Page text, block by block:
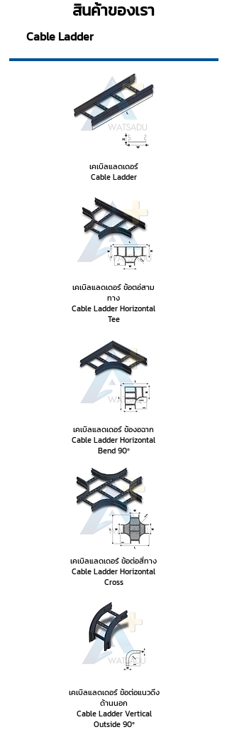
สินค้าของเรา
Cable Ladder
เคเบิลแลดเดอร์
Cable Ladder
เคเบิลแลดเดอร์ ข้อตอ่สาม
ทาง
Cable Ladder Horizontal
Tee
เคเบิลแลดเดอร์ ข้องอฉาก
Cable Ladder Horizontal
Bend90º
เคเบิลแลดเดอร์ ข้อต่อสี่ทาง
Cable Ladder Horizontal
Cross
เคเบิลแลดเดอร์ ข้อต่อแนวดิ่ง
ด้านนอก
Cable Ladder Vertical
Outside 90º